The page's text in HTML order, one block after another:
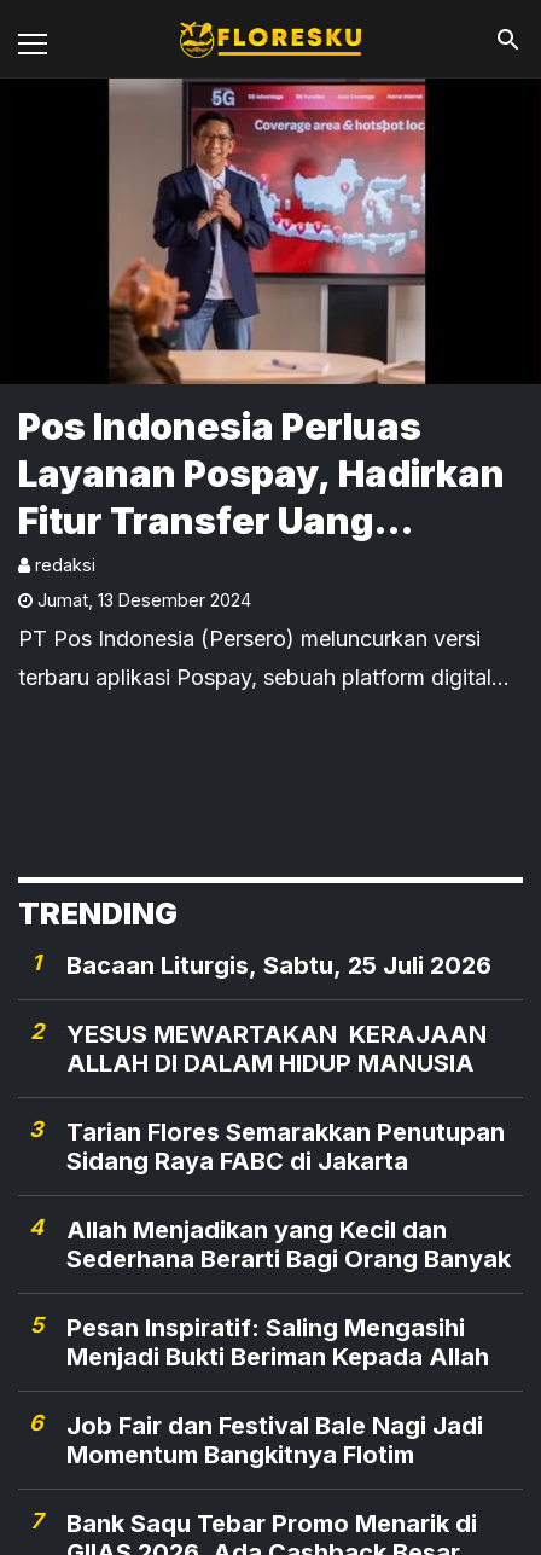
Pos Indonesia Perluas
Layanan Pospay, Hadirkan
Fitur Transfer Uang
Internasional
redaksi
Jumat 13 Desember 2024
PT Pos Indonesia (Persero) meluncurkan versi
terbaru aplikasi Pospay, sebuah platform digital
TRENDING
1 Bacaan Liturgis, Sabtu, 25 Juli 2026
2
YESUS MEWARTAKAN KERAJAAN
ALLAH DI DALAM HIDUP MANUSIA
3
Tarian Flores Semarakkan Penutupan
Sidang Raya FABC di Jakarta
4
Allah Menjadikan yang Kecil dan
Sederhana Berarti Bagi Orang Banyak
5
Pesan Inspiratif: Saling Mengasihi
Menjadi Bukti Beriman Kepada Allah
6
Job Fair dan Festival Bale Nagi Jadi
Momentum Bangkitnya Flotim
7
Bank Saqu Tebar Promo Menarik di